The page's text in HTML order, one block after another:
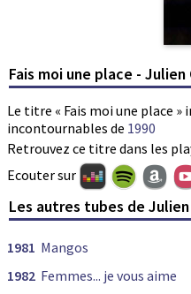
Fais moi une place - Julien
Le titre « Fais moi une place
incontournables de 1990
Retrouvez ce titre dans les
Ecouter sur
Les autres tubes de
1981 Mangos
1982 Femmes... je vous aime